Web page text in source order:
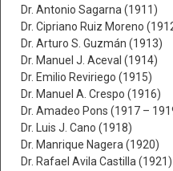
Dr. Antonio Sagarna (1911)
Dr. Cipriano Ruiz Moreno
Dr. Arturo S. Guzmán (1913)
Dr. Manuel J. Aceval (1914)
Dr. Emilio Reviriego (1915)
Dr. Manuel A. Crespo (1916)
Dr. Amadeo Pons (1917 –
Dr. Luis J. Cano (1918)
Dr. Manrique Nagera (1920)
Dr. Rafael Avila Castilla (1921)